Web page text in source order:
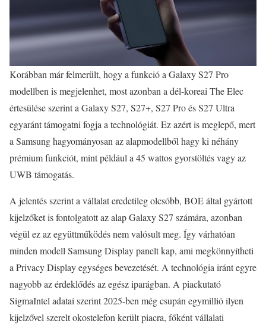
Korábban már felmerült, hogy a funkció a Galaxy S27 Pro
modellben is megjelenhet, most azonban a dél-koreai The Elec
értesülése szerint a Galaxy S27, S27+, S27 Pro és S27 Ultra
egyaránt támogatni fogja a technológiát. Ez azért is meglepő, mert
a Samsung hagyományosan az alapmodellből hagy ki néhány
prémium funkciót, mint például a 45 wattos gyorstöltés vagy az
UWB támogatás.
A jelentés szerint a vállalat eredetileg olcsóbb, BOE által gyártott
kijelzőket is fontolgatott az alap Galaxy S27 számára, azonban
végül ez az együttműködés nem valósult meg. Így várhatóan
minden modell Samsung Display panelt kap, ami megkönnyítheti
a Privacy Display egységes bevezetését. A technológia iránt egyre
nagyobb az érdeklődés az egész iparágban. A piackutató
SigmaIntel adatai szerint 2025-ben még csupán egymillió ilyen
kijelzővel szerelt okostelefon került piacra, főként vállalati